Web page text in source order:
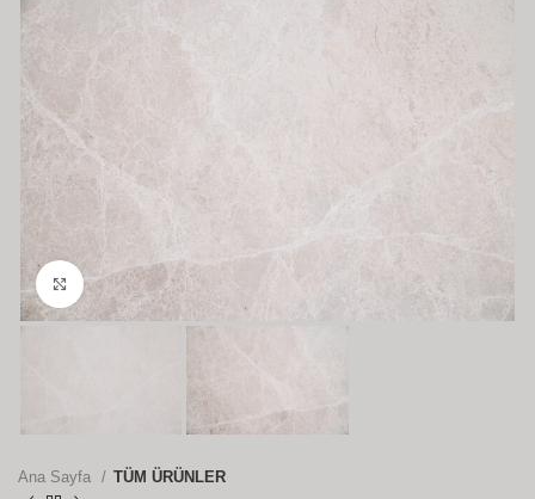
Büyütmek için tıklayın
Ana Sayfa TÜM ÜRÜNLER